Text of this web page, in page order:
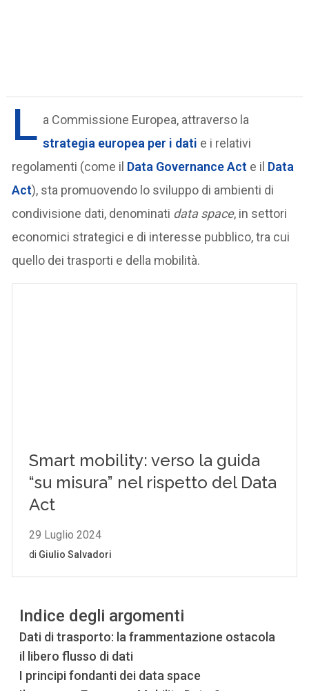
L a Commissione Europea, attraverso la
strategia europea per i dati e i relativi
regolamenti (come il Data Governance Act e il Data
Act), sta promuovendo lo sviluppo di ambienti di
condivisione dati, denominati data space, in settori
economici strategici e di interesse pubblico, tra cui
quello dei trasporti e della mobilità.
Indice degli argomenti
Dati di trasporto: la frammentazione ostacola
il libero flusso di dati
I principi fondanti dei data space